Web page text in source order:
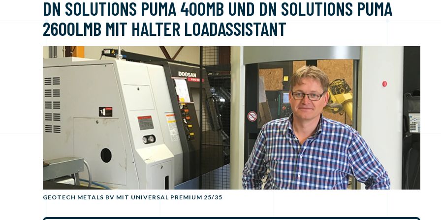
DN SOLUTIONS PUMA 400MB UND DN SOLUTIONS PUMA
2600LMB MIT HALTER LOADASSISTANT
GEOTECH METALS BV MIT UNIVERSAL PREMIUM 25/35